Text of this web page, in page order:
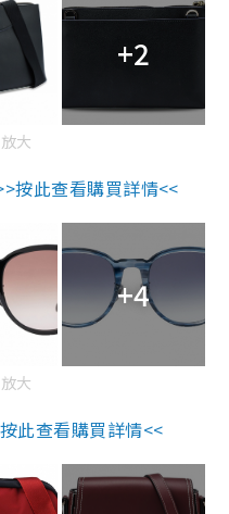
+2
大
按此查看購買詳情<<
+4
大
此查看購買詳情<<